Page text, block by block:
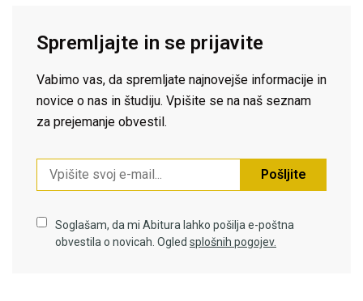
Spremljajte in se prijavite
Vabimo vas, da spremljate najnovejše informacije in
novice o nas in študiju. Vpišite se na naš seznam
za prejemanje obvestil.
Pošljite
Soglašam, da mi Abitura lahko pošilja e-poštna
obvestila o novicah. Ogled splošnih pogojev.